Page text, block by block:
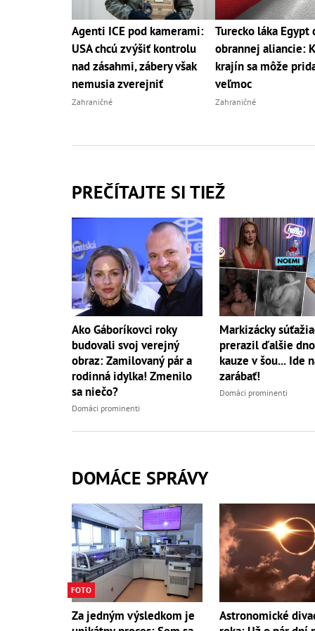
Agenti ICE pod kamerami:
USA chcú zvýšiť kontrolu
nad zásahmi, zábery však
nemusia zverejniť
Zahraničné
Turecko láka Egypt
obrannej aliancie:
krajín sa môže
veľmoc
Zahraničné
PREČÍTAJTE SI TIEŽ
Ako Gáboríkovci roky
budovali svoj verejný
obraz: Zamilovaný pár a
rodinná idylka! Zmenilo
sa niečo?
Domáci prominenti
Markizácky
prerazil ďalšie
kauze v šou... Ide
zarábať!
Domáci prominenti
DOMÁCE SPRÁVY
FOTO
Za jedným výsledkom je
Astronomické